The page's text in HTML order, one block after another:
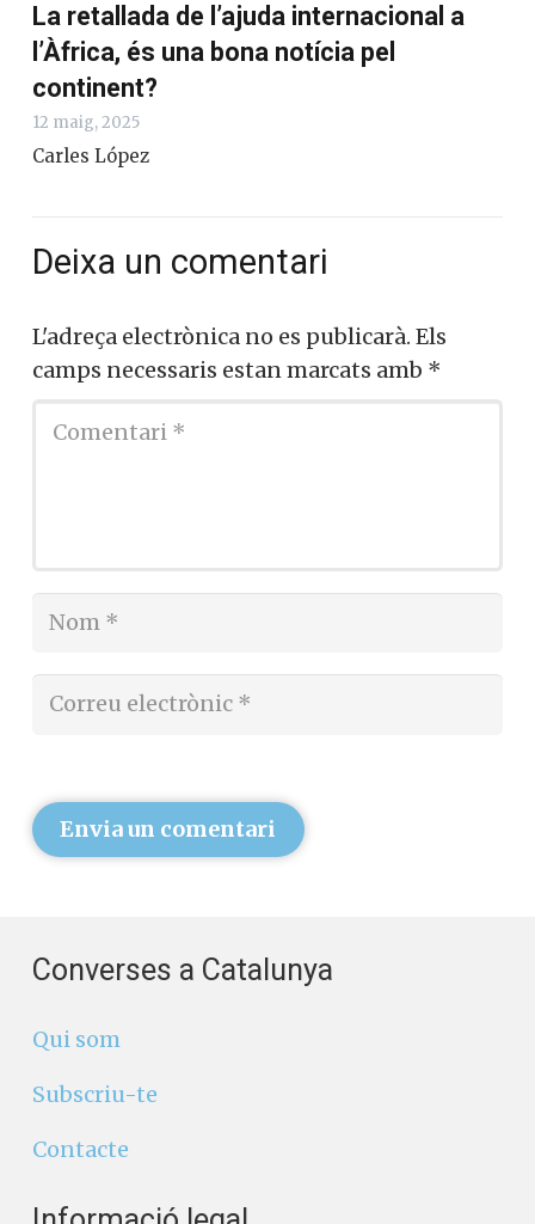
La retallada de l’ajuda internacional a
l’Àfrica, és una bona notícia pel
continent?
12 maig, 2025
Carles López
Deixa un comentari
L'adreça electrònica no es publicarà. Els
camps necessaris estan marcats amb *
Envia un comentari
Converses a Catalunya
Qui som
Subscriu-te
Contacte